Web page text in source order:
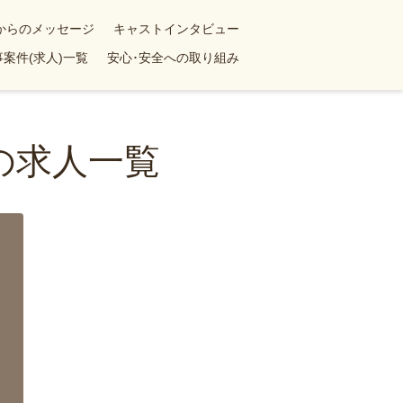
らのメッセージ
キャストインタビュー
案件(求人)一覧 安心･安全への取り組み
求人一覧